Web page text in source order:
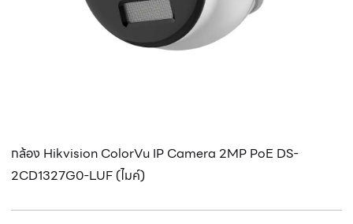
กล้อง Hikvision ColorVu IP Camera 2MP PoE DS-
2CD1327G0-LUF (ไมค์)